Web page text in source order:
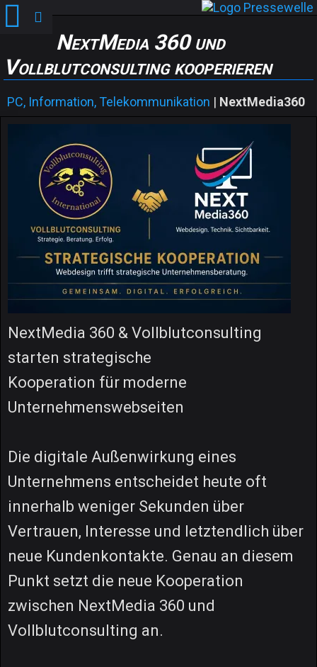
NextMedia 360 und
Vollblutconsulting kooperieren
PC, Information, Telekommunikation | NextMedia360
NextMedia 360 & Vollblutconsulting
starten strategische
Kooperation für moderne
Unternehmenswebseiten
Die digitale Außenwirkung eines
Unternehmens entscheidet heute oft
innerhalb weniger Sekunden über
Vertrauen, Interesse und letztendlich über
neue Kundenkontakte. Genau an diesem
Punkt setzt die neue Kooperation
zwischen NextMedia 360 und
Vollblutconsulting an.